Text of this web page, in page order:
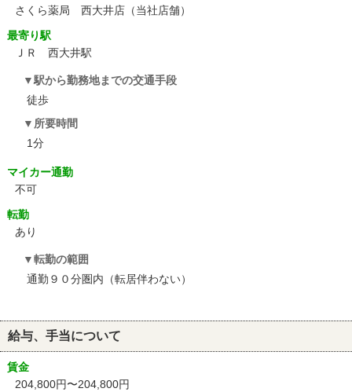
さくら薬局 西大井店（当社店舗）
最寄り駅
ＪＲ 西大井駅
駅から勤務地までの交通手段
徒歩
所要時間
1分
マイカー通勤
不可
転勤
あり
転勤の範囲
通勤９０分圏内（転居伴わない）
給与、手当について
賃金
204,800円〜204,800円